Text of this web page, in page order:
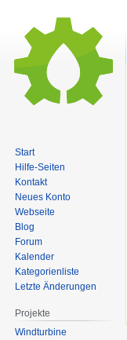
Start
Hilfe-Seiten
Kontakt
Neues Konto
Webseite
Blog
Forum
Kalender
Kategorienliste
Letzte Änderungen
Projekte
Windturbine